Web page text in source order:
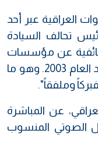
العراقية عبر أحد
تحالف السيادة
عن مؤسسات
الدولة والحكم الشيعي في العراق بعد العام 2003. وهو ما
وملفقاً".
عن المباشرة
الصوتي المنسوب